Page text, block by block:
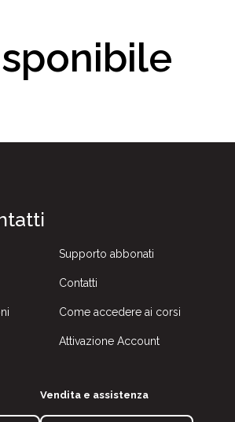
Supporto abbonati
Contatti
Come accedere ai corsi
Attivazione Account
Vendita e assistenza